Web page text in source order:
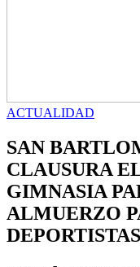
ACTUALIDAD
SAN
CLAUSURA
GIMNASIA
ALMUERZO